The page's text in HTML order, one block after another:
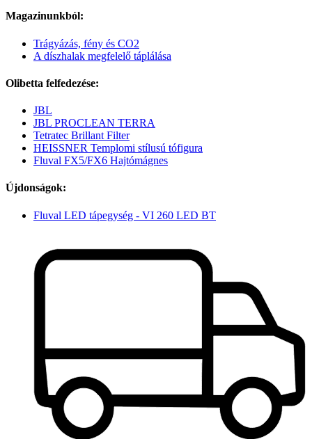
Magazinunkból:
Trágyázás, fény és CO2
A díszhalak megfelelő táplálása
Olibetta felfedezése:
JBL
JBL PROCLEAN TERRA
Tetratec Brillant Filter
HEISSNER Templomi stílusú tófigura
Fluval FX5/FX6 Hajtómágnes
Újdonságok:
Fluval LED tápegység - VI 260 LED BT